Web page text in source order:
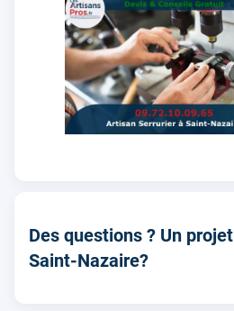
Des questions ? Un
Saint-Nazaire?